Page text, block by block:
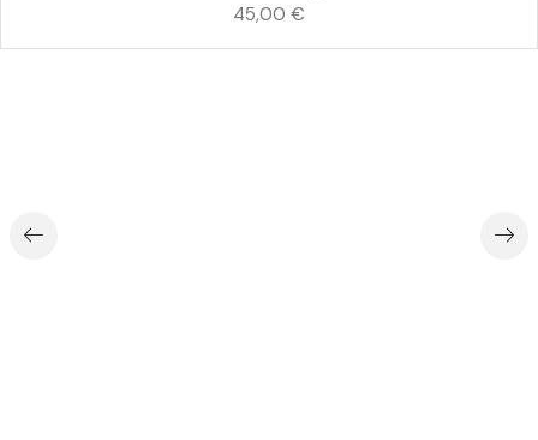
45,00 €